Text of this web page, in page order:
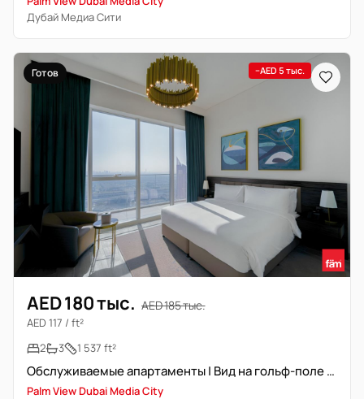
Дубай Медиа Сити
Готов −AED 5 тыс.
AED 180 тыс. AED 185 тыс.
AED 117 / ft²
2
3 1 537 ft²
Обслуживаемые апартаменты | Вид на гольф-поле | Высокий этаж
Palm View Dubai Media City